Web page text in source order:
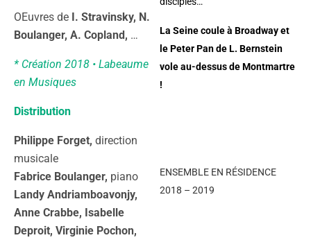
OEuvres de I. Stravinsky, N.
Boulanger, A. Copland, …
* Création 2018 • Labeaume
en Musiques
Distribution
Philippe Forget, direction
musicale
Fabrice Boulanger, piano
Landy Andriamboavonjy,
Anne Crabbe, Isabelle
Deproit, Virginie Pochon,
La Seine coule à Broadway et
le Peter Pan de L. Bernstein
vole au-dessus de Montmartre
!
ENSEMBLE EN RÉSIDENCE
2018 – 2019